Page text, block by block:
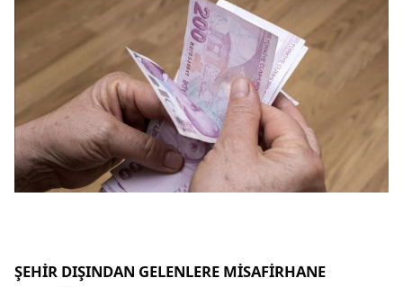
ŞEHİR DIŞINDAN GELENLERE MİSAFİRHANE